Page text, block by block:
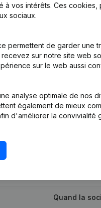
Nominations
(Nouvelle
Quand la
à vos intérêts. Ces
sociaux.
permettent de garder une
sur notre site web
sur le web aussi
analyse optimale de nos
également de mieux
d'améliorer la convivialité